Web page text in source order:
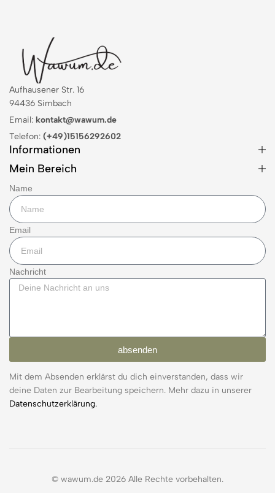
Aufhausener Str. 16
94436 Simbach
Email: kontakt@wawum.de
Telefon: (+49)15156292602
Informationen
Mein Bereich
Name
Email
Nachricht
absenden
Mit dem Absenden erklärst du dich einverstanden, dass wir
deine Daten zur Bearbeitung speichern. Mehr dazu in unserer
Datenschutzerklärung.
© wawum.de 2026 Alle Rechte vorbehalten.